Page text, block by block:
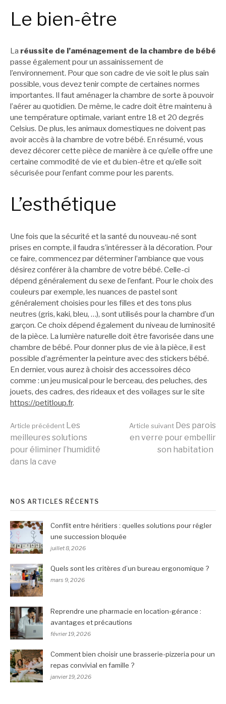
Le bien-être
La réussite de l’aménagement de la chambre de bébé
passe également pour un assainissement de
l’environnement. Pour que son cadre de vie soit le plus sain
possible, vous devez tenir compte de certaines normes
importantes. Il faut aménager la chambre de sorte à pouvoir
l’aérer au quotidien. De même, le cadre doit être maintenu à
une température optimale, variant entre 18 et 20 degrés
Celsius. De plus, les animaux domestiques ne doivent pas
avoir accès à la chambre de votre bébé. En résumé, vous
devez décorer cette pièce de manière à ce qu’elle offre une
certaine commodité de vie et du bien-être et qu’elle soit
sécurisée pour l’enfant comme pour les parents.
L’esthétique
Une fois que la sécurité et la santé du nouveau-né sont
prises en compte, il faudra s’intéresser à la décoration. Pour
ce faire, commencez par déterminer l’ambiance que vous
désirez conférer à la chambre de votre bébé. Celle-ci
dépend généralement du sexe de l’enfant. Pour le choix des
couleurs par exemple, les nuances de pastel sont
généralement choisies pour les filles et des tons plus
neutres (gris, kaki, bleu, …), sont utilisés pour la chambre d’un
garçon. Ce choix dépend également du niveau de luminosité
de la pièce. La lumière naturelle doit être favorisée dans une
chambre de bébé. Pour donner plus de vie à la pièce, il est
possible d’agrémenter la peinture avec des stickers bébé.
En dernier, vous aurez à choisir des accessoires déco
comme : un jeu musical pour le berceau, des peluches, des
jouets, des cadres, des rideaux et des voilages sur le site
https://petitloup.fr.
Lire
la
suite
Article précédent Les
meilleures solutions
pour éliminer l’humidité
dans la cave
Article suivant Des parois
en verre pour embellir
son habitation
NOS ARTICLES RÉCENTS
Conflit entre héritiers : quelles solutions pour régler
une succession bloquée
juillet 8, 2026
Quels sont les critères d’un bureau ergonomique ?
mars 9, 2026
Reprendre une pharmacie en location-gérance :
avantages et précautions
février 19, 2026
Comment bien choisir une brasserie-pizzeria pour un
repas convivial en famille ?
janvier 19, 2026